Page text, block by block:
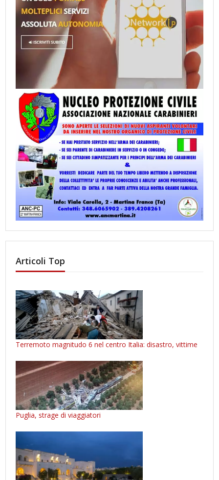
Articoli Top
Terremoto magnitudo 6 nel centro Italia: disastro, vittime
Puglia, strage di viaggiatori